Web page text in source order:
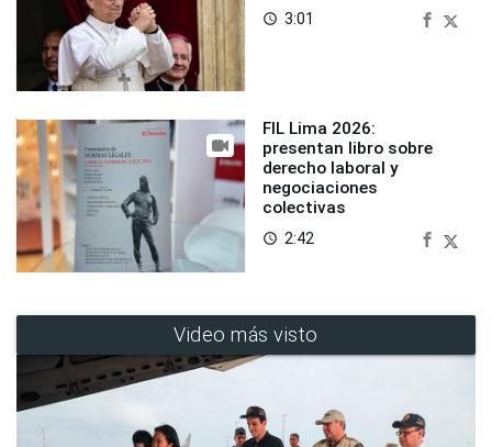
access_time 3:01
FIL Lima 2026:
presentan libro sobre
derecho laboral y
negociaciones
colectivas
access_time 2:42
Video más visto